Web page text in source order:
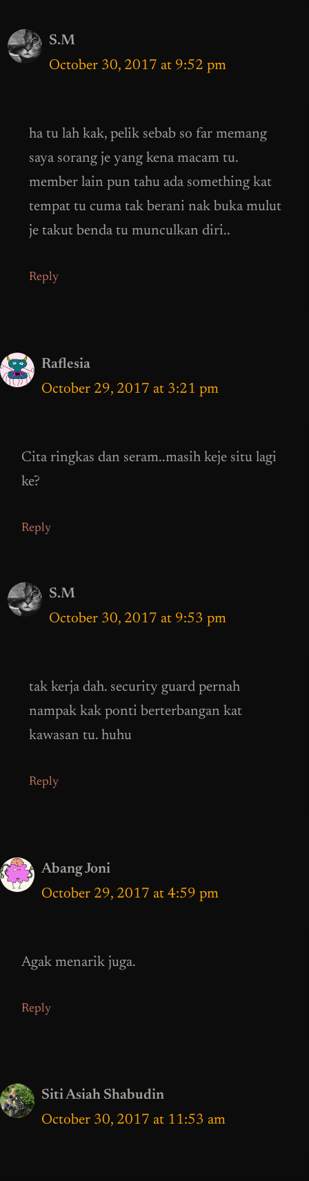
S.M
October 30, 2017 at 9:52 pm
ha tu lah kak, pelik sebab so far memang
saya sorang je yang kena macam tu.
member lain pun tahu ada something kat
tempat tu cuma tak berani nak buka mulut
je takut benda tu munculkan diri..
Reply
Raflesia
October 29, 2017 at 3:21 pm
Cita ringkas dan seram..masih keje situ lagi
ke?
Reply
S.M
October 30, 2017 at 9:53 pm
tak kerja dah. security guard pernah
nampak kak ponti berterbangan kat
kawasan tu. huhu
Reply
Abang Joni
October 29, 2017 at 4:59 pm
Agak menarik juga.
Reply
Siti Asiah Shabudin
October 30, 2017 at 11:53 am